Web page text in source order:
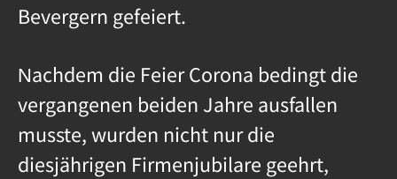
Bevergern gefeiert.
Nachdem die Feier Corona bedingt die
vergangenen beiden Jahre ausfallen
musste, wurden nicht nur die
diesjährigen Firmenjubilare geehrt,